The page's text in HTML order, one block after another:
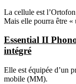
La cellule est
Mais elle pourra être «
Essential II
intégré
Elle est équipée d’un
mobile (MM).